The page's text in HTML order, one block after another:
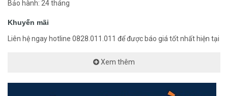
Bảo hành: 24 tháng
Khuyến mãi
Liên hệ ngay hotline 0828.011.011 để được báo giá tốt nhất hiện tại
Xem thêm